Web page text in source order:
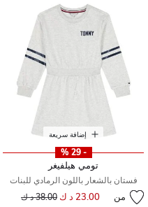
إضافة سريعة
- 29 %
تومي هيلفيغر
فستان بالشعار باللون الرمادي للبنات
من 23.00 د ك سعر مخفض من
38.00 د ك